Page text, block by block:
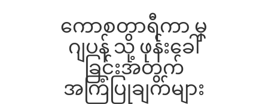
ကောစတာရီကာ မှ
ဂျပန် သို့ ဖုန်းခေါ်
ခြင်းအတွက်
အကြံပြုချက်များ